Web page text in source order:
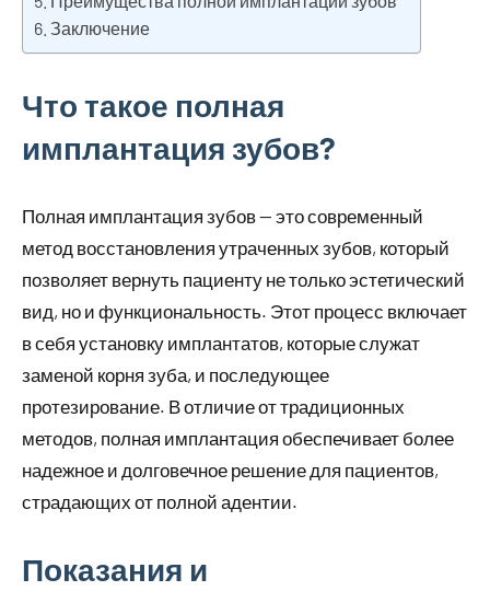
Заключение
Что такое полная
имплантация зубов?
Полная имплантация зубов — это современный
метод восстановления утраченных зубов, который
позволяет вернуть пациенту не только эстетический
вид, но и функциональность. Этот процесс включает
в себя установку имплантатов, которые служат
заменой корня зуба, и последующее
протезирование. В отличие от традиционных
методов, полная имплантация обеспечивает более
надежное и долговечное решение для пациентов,
страдающих от полной адентии.
Показания и